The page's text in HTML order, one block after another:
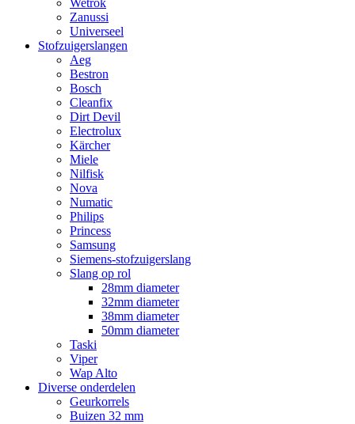
Wetrok
Zanussi
Universeel
Stofzuigerslangen
Aeg
Bestron
Bosch
Cleanfix
Dirt Devil
Electrolux
Kärcher
Miele
Nilfisk
Nova
Numatic
Philips
Princess
Samsung
Siemens-stofzuigerslang
Slang op rol
28mm diameter
32mm diameter
38mm diameter
50mm diameter
Taski
Viper
Wap Alto
Diverse onderdelen
Geurkorrels
Buizen 32 mm